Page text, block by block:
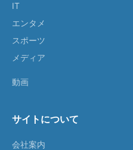
IT
エンタメ
スポーツ
メディア
動画
サイトについて
会社案内